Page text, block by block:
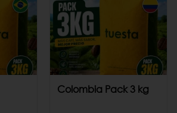
Colombia Pack 3 kg